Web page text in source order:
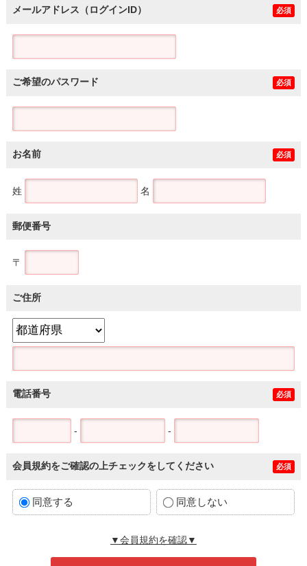
メールアドレス（ログインID） 必須
ご希望のパスワード 必須
お名前 必須
姓 名
郵便番号
〒
ご住所
電話番号 必須
- -
会員規約をご確認の上チェックをしてください 必須
同意する 同意しない
▼会員規約を確認▼